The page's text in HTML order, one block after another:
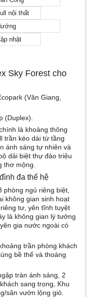
nội thất
nhật
Sky Forest cho
(Văn Giang,
(Duplex).
là khoảng thông
trần kéo dài từ tầng
ánh sáng tự nhiên và
dải biệt thự đảo triệu
thơ mộng.
đa thế hệ
phòng ngủ riêng biệt,
không gian sinh hoạt
tư, yên tĩnh tuyệt
là không gian lý tưởng
gia nước ngoài có
trần phòng khách
bề thế và thoáng
tràn ánh sáng, 2
sang trọng, Khu
sân vườn lộng gió.